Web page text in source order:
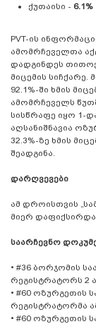
ქუთაისი - 6.1%
PVT-ის
ამომრჩეველთა
დადგინდეს
მიცემის სიჩქარე.
92.1%-ში ხმის
ამომრჩეველს
სისწრაფე იყო 1-
აღსანიშნავია
32.3%-ზე ხმის
შეადგინა.
დარღვევები
ამ დროისთვის
მიერ დაფიქსირდა
საარჩევნო
• #36 ბორჯომის
რეგისტრატორს 2
• #60 ოზურგეთის
რეგისტრატორმა
• #60 ოზურგეთის